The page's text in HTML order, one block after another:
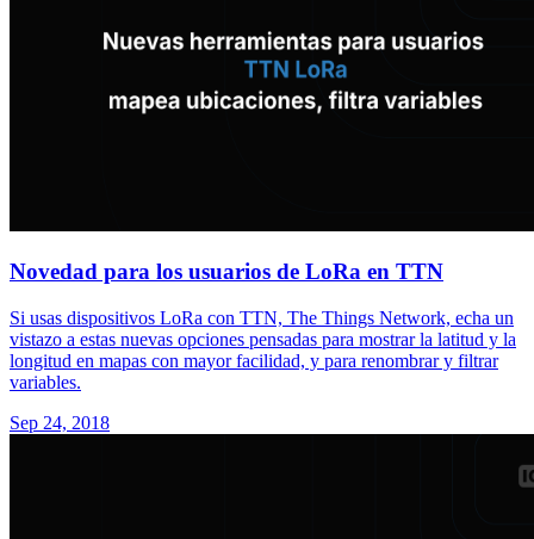
Novedad para los usuarios de LoRa en TTN
Si usas dispositivos LoRa con TTN, The Things Network, echa un
vistazo a estas nuevas opciones pensadas para mostrar la latitud y la
longitud en mapas con mayor facilidad, y para renombrar y filtrar
variables.
Sep 24, 2018